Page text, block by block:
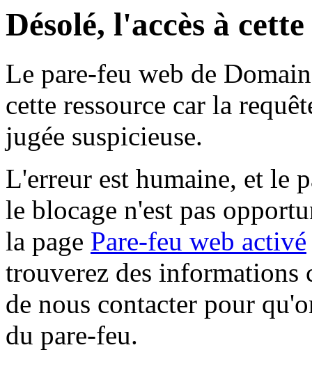
Désolé, l'accès à
Le pare-feu web de
cette ressource car la
jugée suspicieuse.
L'erreur est humaine, et le
le blocage n'est pas
la page Pare-feu web activé
trouverez des informations
de nous contacter pour
du pare-feu.